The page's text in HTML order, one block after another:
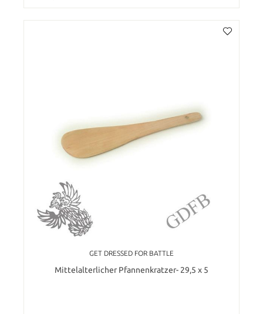
GET DRESSED FOR BATTLE
Mittelalterlicher Pfannenkratzer- 29,5 x 5